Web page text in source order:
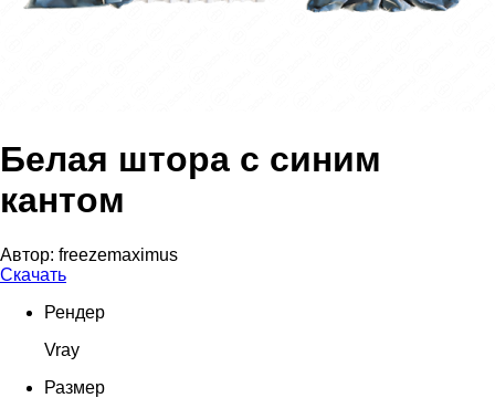
Белая штора с синим
кантом
Автор: freezemaximus
Скачать
Рендер
Vray
Размер